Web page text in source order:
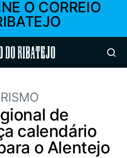
O CORREIO
do Ribatejo
de
calendário
o Alentejo